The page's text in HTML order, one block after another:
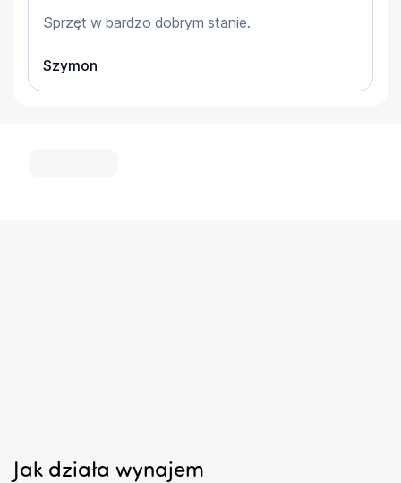
70W, które pozwala naładować urządzenie do 50%
bezprzewodowego ładowania i etui MagCase,
ładowanie staje się jeszcze wygodniejsze.
Sprzęt w bardzo dobrym stanie.
Szymon
Jak działa wynajem